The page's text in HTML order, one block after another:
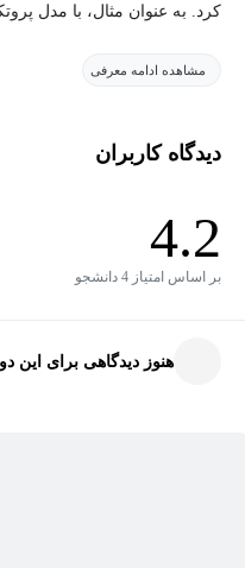
کرد. به عنوان مثال، با مدل
مودم‌ها، برای ارسال و دریافت
ارزشمندی را در شبکه‌های خود
خواهید بود تا
دهید که چگونه می‌توان با
و شبکه‌های خصوصی مجازی (VPN) شبکه‌ای را ایمن کرد.
می‌کنند، شما را از طریق
مشاهده ادامه معرفی
دیدگاه کاربران
4.2
بر اساس امتیاز 4 دانشجو
هنوز دیدگاهی برای این